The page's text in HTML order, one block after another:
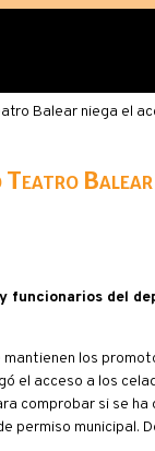
Balear niega el
Balear
funcionarios del
mantienen los
el acceso a los
comprobar si se
permiso